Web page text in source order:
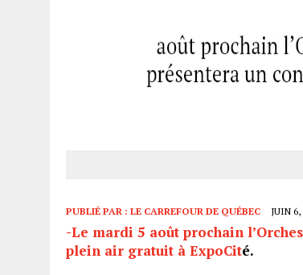
PUBLIÉ PAR : LE CARREFOUR DE QUÉBEC JUIN 6,
-Le mardi 5 août prochain
plein air gratuit à ExpoCité.